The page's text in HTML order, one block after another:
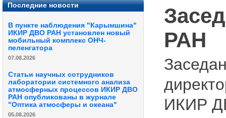
Последние новости
В пункте наблюдения "Карымшина"
ИКИР ДВО РАН установлен новый
мобильный комплекс ОНЧ-
пеленгатора
07.08.2026
Статьи научных сотрудников
лаборатории системного анализа
атмосферных процессов ИКИР ДВО
РАН опубликованы в журнале
"Оптика атмосферы и океана"
05.08.2026
РАН
ИКИР